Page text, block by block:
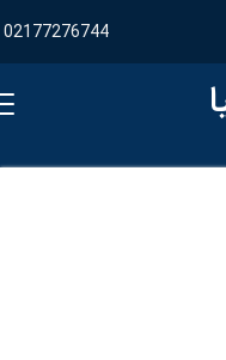
02177276744